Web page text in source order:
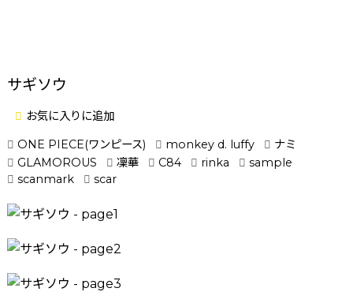
サギソウ
お気に入りに追加
ONE PIECE(ワンピース)
monkey d. luffy
ナミ
GLAMOROUS
凜華 C84 rinka
sample
scanmark
scar